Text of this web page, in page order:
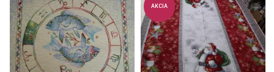
AKCIA